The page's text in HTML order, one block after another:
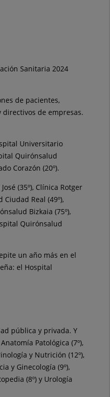
Sanitaria 2024
de pacientes,
de empresas.
Universitario
Quirónsalud
Corazón (20º).
(35º), Clínica Rotger
Real (49º),
Bizkaia (75º),
Quirónsalud
un año más en el
el Hospital
pública y privada. Y
Patológica (7º),
y Nutrición (12º),
y Ginecología (9º),
(8º) y Urología